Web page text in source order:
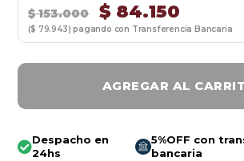
$153.000 $84.150
($ 79.943) pagando con Transferencia Bancaria
AGREGAR AL
Despacho en
24hs
5%OFF con
bancaria